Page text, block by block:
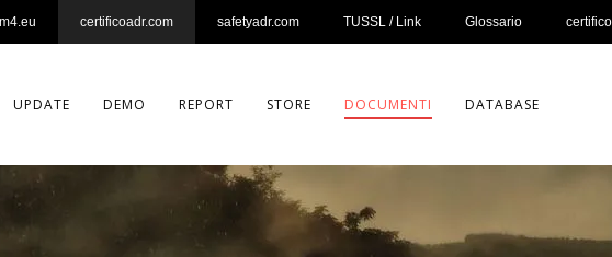
certificoadr.com safetyadr.com TUSSL / Link Glossario
UPDATE DEMO REPORT STORE DOCUMENTI DATABASE